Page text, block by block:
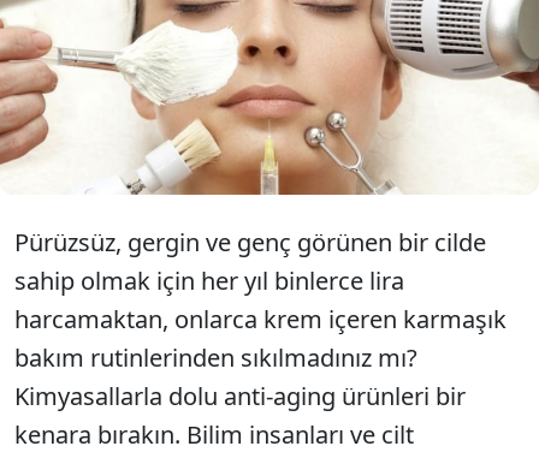
görüldükten sonra kişiye yaşlandığını
düşündürmeye başlayan kırışıklıklardan kurtulmak
için kullanılan bakım ürünleri de çoğu zaman işe
yaramaz. Ciltte kırışıklık oluşumunun önüne
geçmek ve cildi 10 yaş gençleştirmek için bu doğal
yöntemden yardım alabilirsiniz.
Pürüzsüz, gergin ve genç görünen bir cilde
sahip olmak için her yıl binlerce lira
harcamaktan, onlarca krem içeren karmaşık
bakım rutinlerinden sıkılmadınız mı?
Kimyasallarla dolu anti-aging ürünleri bir
kenara bırakın. Bilim insanları ve cilt